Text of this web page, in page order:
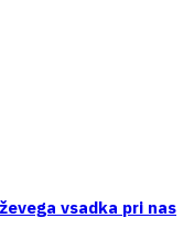
vsadka pri nas